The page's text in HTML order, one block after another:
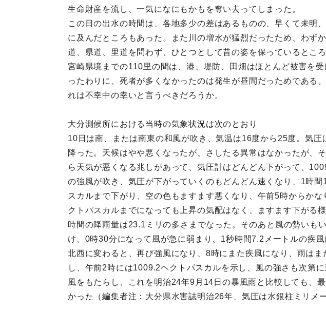
生命財産を流し、一気になにもかもを奪い去ってしまった。
この日の出水の時間は、各地多少の差はあるものの、早くて未明
に及んだところもあった。また川の増水が猛烈だったため、わず
道、県道、里道を問わず、ひとつとして昔の姿を保っているとこ
宮崎県境までの110里の間は、港、堤防、田畑はほとんど被害を
ったわりに、死者が多くなかったのは発生が昼間だっためである
れは不幸中の幸いと言うべきだろうか。
大分測候所における当時の気象状況は次のとおり
10日は南、または南東の和風が吹き、気温は16度から25度。気
降った。天候はやや悪くなったが、さしたる異常はなかったが
ら天気が悪くなる兆しがあって、気圧計はどんどん下がって、
の強風が吹き、気圧が下がっていくのもどんどん速くなり、1時
スカルまで下がり、空の色もますます悪くなり、午前5時からか
クトパスカルまでになっても上昇の気配はなく、ますます下がる
時間の降雨量は23.1ミリの多さまでなった。そのあと風の勢いも
け、0時30分になって風が急に弱まり、1秒時間7.2メートルの疾
北西に変わると、再び強風になり、8時にまた疾風になり、雨は
し、午前2時には1009.2ヘクトパスカルを示し、風の強さも次第
風をもたらし、これを明治24年9月14日の暴風雨と比較しても、
かった（編集者注：大分県水害誌明治26年、気圧は水銀柱ミリメ